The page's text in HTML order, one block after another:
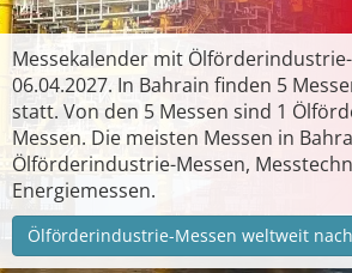
Messekalender mit
06.04.2027. In Bahrain finden 5
statt. Von den 5 Messen sind 1
Messen. Die meisten Messen in
Ölförderindustrie-Messen,
Energiemessen.
Ölförderindustrie-Messen weltweit